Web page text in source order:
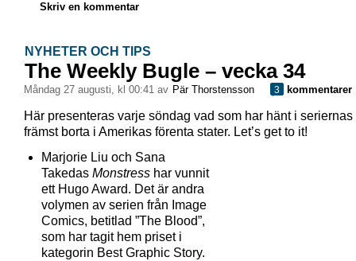
Skriv en kommentar
NYHETER OCH TIPS
The Weekly Bugle – vecka 34
måndag 27 augusti, kl 00:41 av Pär Thorstensson 3 kommentarer
Här presenteras varje söndag vad som har hänt i seriernas
främst borta i Amerikas förenta stater. Let’s get to it!
Marjorie Liu och Sana
Takedas Monstress har vunnit
ett Hugo Award. Det är andra
volymen av serien från Image
Comics, betitlad ”The Blood”,
som har tagit hem priset i
kategorin Best Graphic Story.